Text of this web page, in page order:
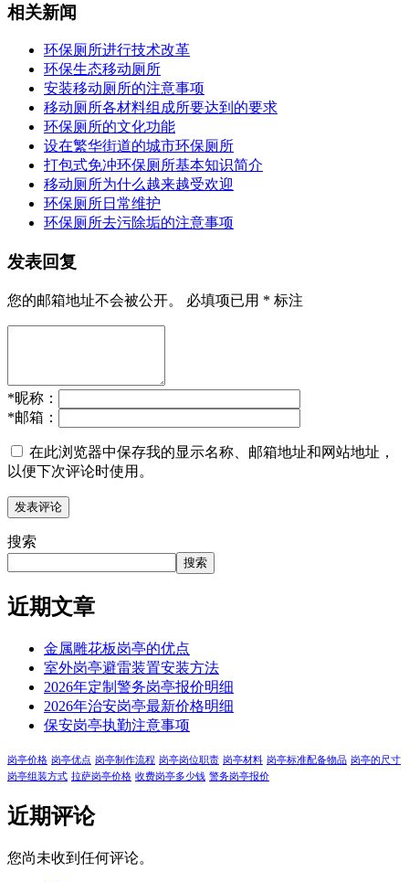
相关新闻
环保厕所进行技术改革
环保生态移动厕所
安装移动厕所的注意事项
移动厕所各材料组成所要达到的要求
环保厕所的文化功能
设在繁华街道的城市环保厕所
打包式免冲环保厕所基本知识简介
移动厕所为什么越来越受欢迎
环保厕所日常维护
环保厕所去污除垢的注意事项
发表回复
您的邮箱地址不会被公开。 必填项已用 * 标注
*昵称：
*邮箱：
在此浏览器中保存我的显示名称、邮箱地址和网站地址，
以便下次评论时使用。
搜索
搜索
近期文章
金属雕花板岗亭的优点
室外岗亭避雷装置安装方法
2026年定制警务岗亭报价明细
2026年治安岗亭最新价格明细
保安岗亭执勤注意事项
岗亭价格 岗亭优点 岗亭制作流程 岗亭岗位职责 岗亭材料 岗亭标准配备物品 岗亭的尺寸
岗亭组装方式 拉萨岗亭价格 收费岗亭多少钱 警务岗亭报价
近期评论
您尚未收到任何评论。